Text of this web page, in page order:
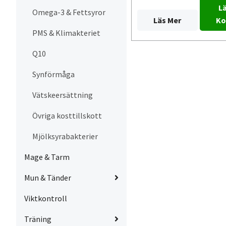
Omega-3 & Fettsyror
PMS & Klimakteriet
Q10
Synförmåga
Vätskeersättning
Övriga kosttillskott
Mjölksyrabakterier
Mage & Tarm
Mun & Tänder
Viktkontroll
Träning
Läs Mer